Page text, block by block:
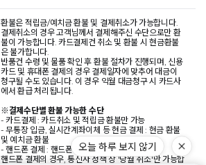
환불은 적립금/예치금 환불 및 결제취소가 가능합니다.
결제취소의 경우 고객님께서 결제해주신 수단으로만 환
불이 가능합니다. 카드결제건 취소 및 환불 시 현금환불
은 불가합니다.
반품건 수령 및 물품 확인 후 환불 절차가 진행되며, 신용
카드 및 휴대폰 결제의 경우 결제일자에 맞추어 대금이
청구될 수도 있습니다. 이 경우 익월 대금청구 시 카드사
에서 환급 처리됩니다.
※결제수단별 환불 가능한 수단
- 카드결제 : 카드취소 및 적립금 환불만 가능
- 무통장 입금, 실시간계좌이체 등 현금 결제 : 현금 환불
및 예치금 환불
- 핸드폰 결제 : 핸드폰 결제 취소 및 적립금 환불
핸드폰 결제의 경우, 통신사 정책 상 '당월 취소'만 가능합